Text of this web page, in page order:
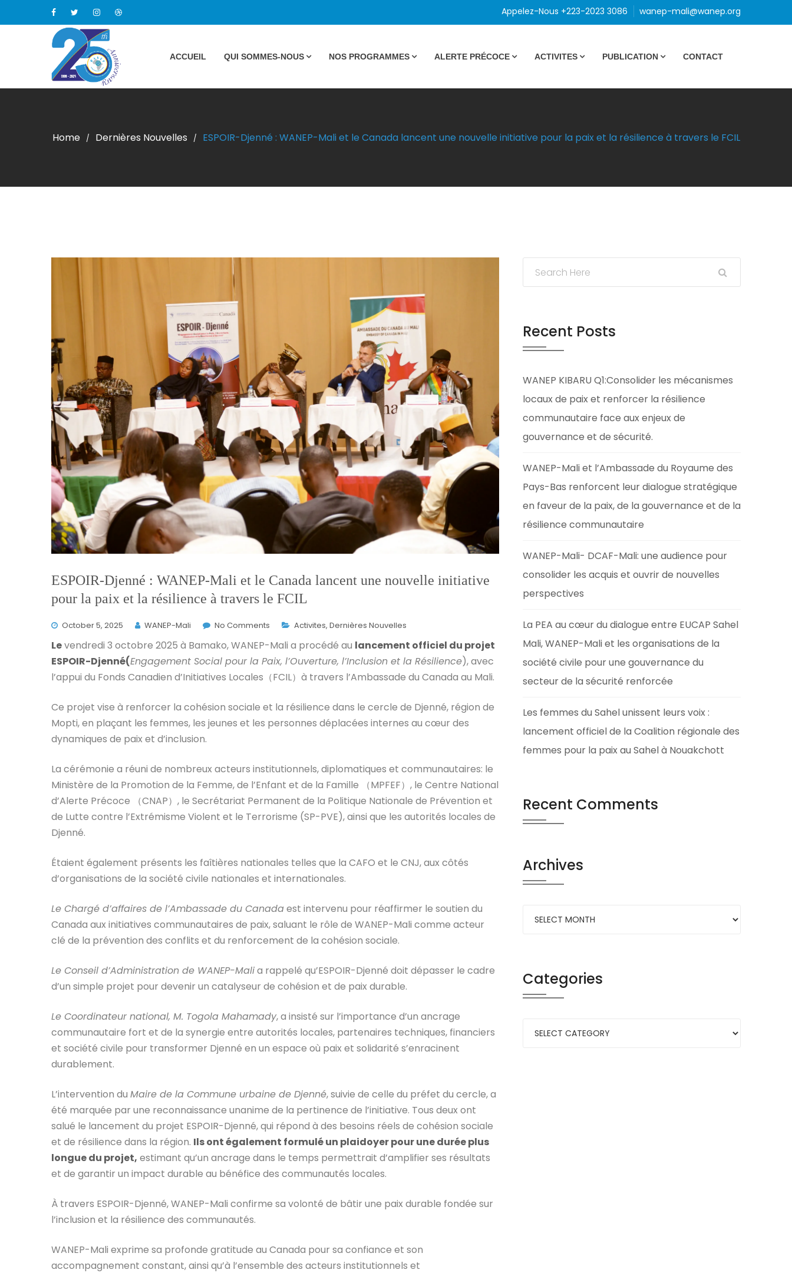
Appelez-Nous +223-2023 3086 wanep-mali@wanep.org
ACCUEIL QUI SOMMES-NOUS NOS PROGRAMMES ALERTE PRÉCOCE ACTIVITES PUBLICATION CONTACT
Home / Dernières Nouvelles / ESPOIR-Djenné : WANEP-Mali et le Canada lancent une nouvelle initiative pour la paix et la résilience à travers le FCIL
ESPOIR-Djenné : WANEP-Mali et le Canada lancent une nouvelle initiative
pour la paix et la résilience à travers le FCIL
October 5, 2025 WANEP-Mali No Comments Activites, Dernières Nouvelles
Levendredi 3 octobre 2025 à Bamako, WANEP-Mali a procédé au lancement officiel du projet
ESPOIR-Djenné(Engagement Social pour la Paix, l’Ouverture, l’Inclusion et la Résilience), avec
l’appui du Fonds Canadien d’Initiatives Locales（FCIL）à travers l’Ambassade du Canada au Mali.
Ce projet vise à renforcer la cohésion sociale et la résilience dans le cercle de Djenné, région de
Mopti, en plaçant les femmes, les jeunes et les personnes déplacées internes au cœur des
dynamiques de paix et d’inclusion.
La cérémonie a réuni de nombreux acteurs institutionnels, diplomatiques et communautaires: le
Ministère de la Promotion de la Femme, de l’Enfant et de la Famille （MPFEF）, le Centre National
d’Alerte Précoce （CNAP）, le Secrétariat Permanent de la Politique Nationale de Prévention et
de Lutte contre l’Extrémisme Violent et le Terrorisme (SP-PVE), ainsi que les autorités locales de
Djenné.
Étaient également présents les faîtières nationales telles que la CAFO et le CNJ, aux côtés
d’organisations de la société civile nationales et internationales.
Le Chargé d’affaires de l’Ambassade du Canadaest intervenu pour réaffirmer le soutien du
Canada aux initiatives communautaires de paix, saluant le rôle de WANEP-Mali comme acteur
clé de la prévention des conflits et du renforcement de la cohésion sociale.
Le Conseil d’Administration de WANEP-Malia rappelé qu’ESPOIR-Djenné doit dépasser le cadre
d’un simple projet pour devenir un catalyseur de cohésion et de paix durable.
Le Coordinateur national, M. Togola Mahamady, a insisté sur l’importance d’un ancrage
communautaire fort et de la synergie entre autorités locales, partenaires techniques, financiers
et société civile pour transformer Djenné en un espace où paix et solidarité s’enracinent
durablement.
L’intervention du Maire de la Commune urbaine de Djenné, suivie de celle du préfet du cercle, a
été marquée par une reconnaissance unanime de la pertinence de l’initiative. Tous deux ont
salué le lancement du projet ESPOIR-Djenné, qui répond à des besoins réels de cohésion sociale
et de résilience dans la région. Ils ont également formulé un plaidoyer pour une durée plus
longue du projet, estimant qu’un ancrage dans le temps permettrait d’amplifier ses résultats
et de garantir un impact durable au bénéfice des communautés locales.
À travers ESPOIR-Djenné, WANEP-Mali confirme sa volonté de bâtir une paix durable fondée sur
l’inclusion et la résilience des communautés.
WANEP-Mali exprime sa profonde gratitude au Canada pour sa confiance et son
accompagnement constant, ainsi qu’à l’ensemble des acteurs institutionnels et
Recent Posts
WANEP KIBARU Q1:Consolider les mécanismes
locaux de paix et renforcer la résilience
communautaire face aux enjeux de
gouvernance et de sécurité.
WANEP-Mali et l’Ambassade du Royaume des
Pays-Bas renforcent leur dialogue stratégique
en faveur de la paix, de la gouvernance et de la
résilience communautaire
WANEP-Mali- DCAF-Mali: une audience pour
consolider les acquis et ouvrir de nouvelles
perspectives
La PEA au cœur du dialogue entre EUCAP Sahel
Mali, WANEP-Mali et les organisations de la
société civile pour une gouvernance du
secteur de la sécurité renforcée
Les femmes du Sahel unissent leurs voix :
lancement officiel de la Coalition régionale des
femmes pour la paix au Sahel à Nouakchott
Recent Comments
Archives
Categories